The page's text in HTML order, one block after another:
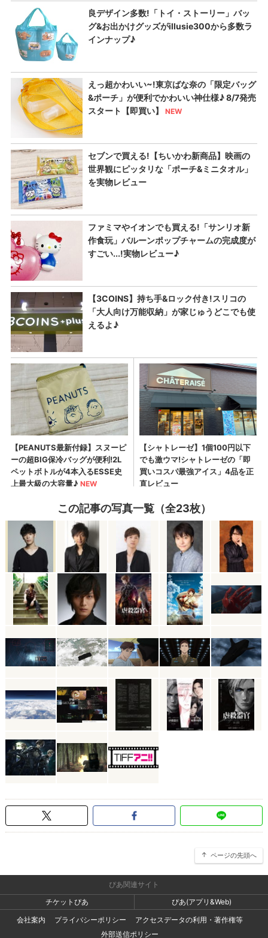
この記事の写真一覧（全23枚）
ページの先頭へ
ぴあ関連サイト
チケットぴあ
ぴあ(アプリ&Web)
会社案内
プライバシーポリシー
アクセスデータの利用・著作権等
外部送信ポリシー